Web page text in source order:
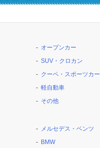
オープンカー
SUV・クロカン
クーペ・スポーツカー
軽自動車
その他
メルセデス・ベンツ
BMW